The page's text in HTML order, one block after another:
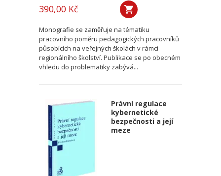
390,00 Kč
Monografie se zaměřuje na tématiku
pracovního poměru pedagogických pracovníků
působících na veřejných školách v rámci
regionálního školství. Publikace se po obecném
vhledu do problematiky zabývá...
Právní regulace
kybernetické
bezpečnosti a její
meze